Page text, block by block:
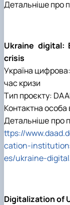
Детальніше про
Ukraine digital:
crisis
Україна
час кризи
Тип проєкту:
Контактна
Детальніше про
ttps://
cation-
es/ukraine-
Digitalization of